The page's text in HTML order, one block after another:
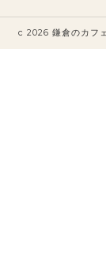
c 2026 鎌倉のカフ